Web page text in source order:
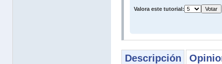
Valora este tutorial:
Descripción